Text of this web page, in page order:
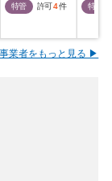
特管
許可4件
特管
業者をもっと見る ▶